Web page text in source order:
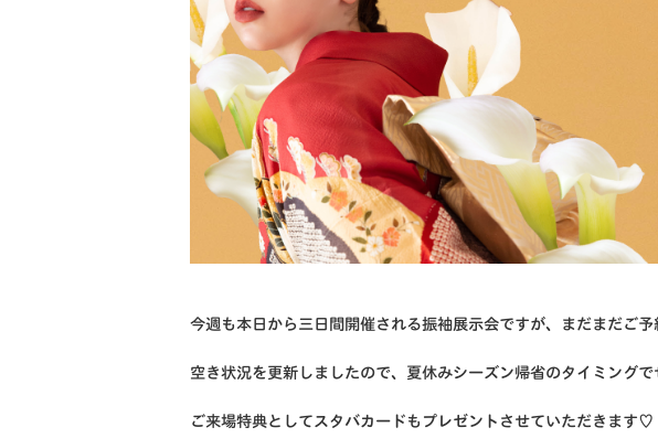
今週も本日から三日間開催される振袖展示会ですが、まだまだご予
空き状況を更新しましたので、夏休みシーズン帰省のタイミングで
ご来場特典としてスタバカードもプレゼントさせていただきます♡